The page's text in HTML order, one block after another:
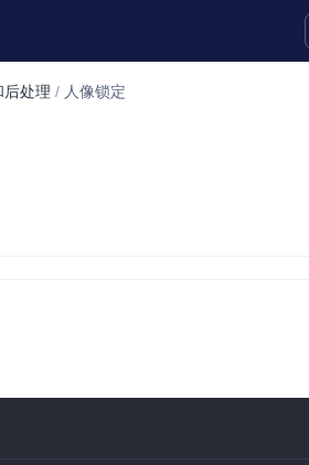
实时互动扩展能力
后处理 / 人像锁定